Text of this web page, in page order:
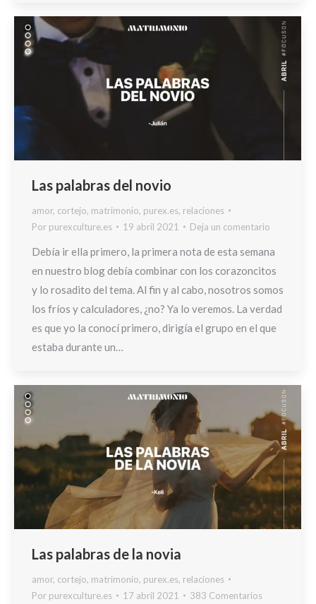
Las palabras del novio
amor, cortejo, matrimonio, purex.es, relaciones
Por purexculture.es 19 abril 2021 Deja un comentario
Debía ir ella primero, la primera nota de esta semana
en nuestro blog debía combinar con los corazoncitos
y lo rosadito del tema. Al fin y al cabo, nosotros somos
los fríos y calculadores, ¿no? Ya lo veremos. La verdad
es que yo la conocí primero, dirigía el grupo en el que
estaba durante un…
Las palabras de la novia
amor, cortejo, matrimonio, purex.es, relaciones
Por purexculture.es 17 abril 2021 383 Comentarios